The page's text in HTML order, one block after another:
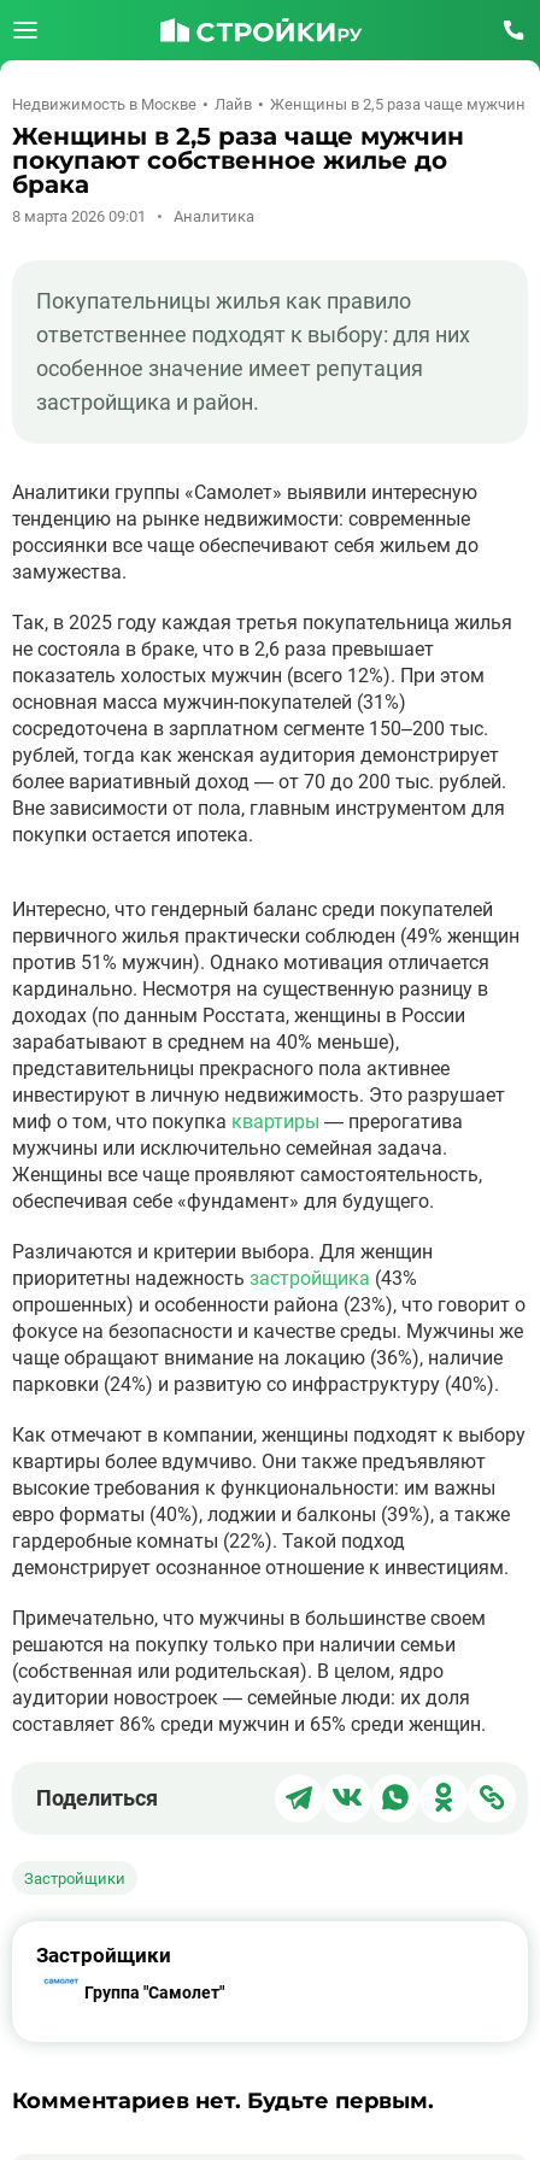
Недвижимость в Москве Лайв Женщины в 2,5 раза чаще мужчин
Женщины в 2,5 раза чаще мужчин
покупают собственное жилье до
брака
8 марта 2026 09:01 Аналитика
Покупательницы жилья как правило
ответственнее подходят к выбору: для них
особенное значение имеет репутация
застройщика и район.
Аналитики группы «Самолет» выявили интересную
тенденцию на рынке недвижимости: современные
россиянки все чаще обеспечивают себя жильем до
замужества.
Так, в 2025 году каждая третья покупательница жилья
не состояла в браке, что в 2,6 раза превышает
показатель холостых мужчин (всего 12%). При этом
основная масса мужчин-покупателей (31%)
сосредоточена в зарплатном сегменте 150–200 тыс.
рублей, тогда как женская аудитория демонстрирует
более вариативный доход — от 70 до 200 тыс. рублей.
Вне зависимости от пола, главным инструментом для
покупки остается ипотека.
Интересно, что гендерный баланс среди покупателей
первичного жилья практически соблюден (49% женщин
против 51% мужчин). Однако мотивация отличается
кардинально. Несмотря на существенную разницу в
доходах (по данным Росстата, женщины в России
зарабатывают в среднем на 40% меньше),
представительницы прекрасного пола активнее
инвестируют в личную недвижимость. Это разрушает
миф о том, что покупка квартиры — прерогатива
мужчины или исключительно семейная задача.
Женщины все чаще проявляют самостоятельность,
обеспечивая себе «фундамент» для будущего.
Различаются и критерии выбора. Для женщин
приоритетны надежность застройщика (43%
опрошенных) и особенности района (23%), что говорит о
фокусе на безопасности и качестве среды. Мужчины же
чаще обращают внимание на локацию (36%), наличие
парковки (24%) и развитую со инфраструктуру (40%).
Как отмечают в компании, женщины подходят к выбору
квартиры более вдумчиво. Они также предъявляют
высокие требования к функциональности: им важны
евро форматы (40%), лоджии и балконы (39%), а также
гардеробные комнаты (22%). Такой подход
демонстрирует осознанное отношение к инвестициям.
Примечательно, что мужчины в большинстве своем
решаются на покупку только при наличии семьи
(собственная или родительская). В целом, ядро
аудитории новостроек — семейные люди: их доля
составляет 86% среди мужчин и 65% среди женщин.
Поделиться
Поделиться
Поделиться
в
Поделиться
Застройщики
Застройщики
Группа "Самолет"
Комментариев нет. Будьте первым.